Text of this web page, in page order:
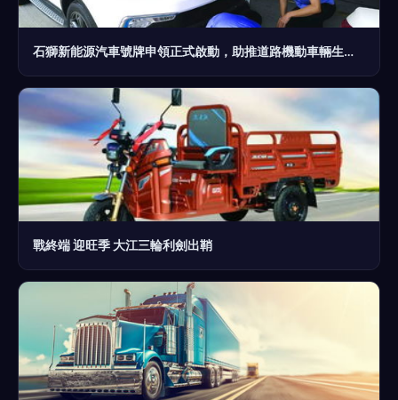
石獅新能源汽車號牌申領正式啟動，助推道路機動車輛生產綠色變革
戰終端 迎旺季 大江三輪利劍出鞘